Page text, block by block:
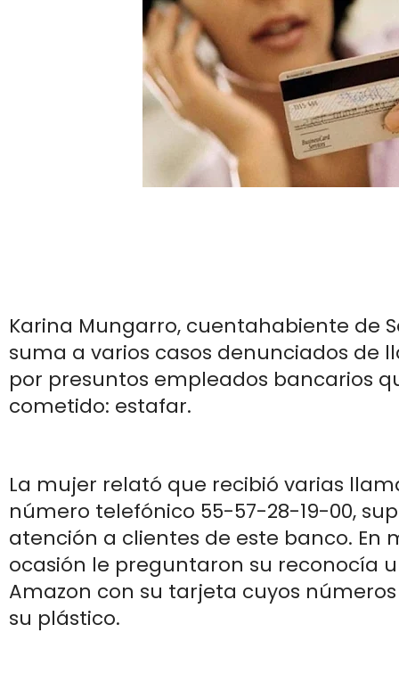
Karina Mungarro, cuentahabiente de
suma a varios casos denunciados de
por presuntos empleados bancarios
cometido: estafar.
La mujer relató que recibió varias
número telefónico 55-57-28-19-00,
atención a clientes de este banco. En
ocasión le preguntaron su reconocía
Amazon con su tarjeta cuyos
su plástico.